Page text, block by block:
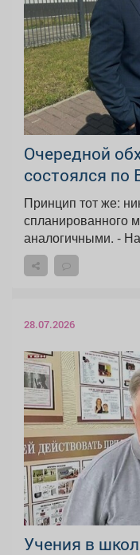
Очередной
состоялся по
Принцип тот же:
спланированного
28.07.2026
Учения в